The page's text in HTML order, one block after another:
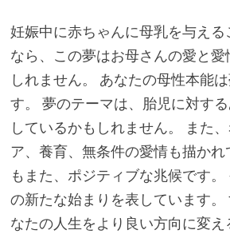
妊娠中に赤ちゃんに母乳を与える
なら、この夢はお母さんの愛と愛
しれません。 あなたの母性本能
す。 夢のテーマは、胎児に対す
しているかもしれません。 また
ア、養育、無条件の愛情も描か
もまた、ポジティブな兆候です
の新たな始まりを表しています
なたの人生をより良い方向に変